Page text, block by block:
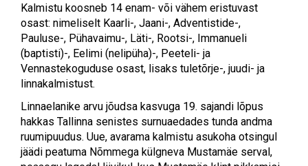
Kalmistu koosneb 14 enam- või vähem eristuvast
osast: nimeliselt Kaarli-, Jaani-, Adventistide-,
Pauluse-, Pühavaimu-, Läti-, Rootsi-, Immanueli
(baptisti)-, Eelimi (nelipüha)-, Peeteli- ja
Vennastekoguduse osast, lisaks tuletõrje-, juudi- ja
linnakalmistust.
Linnaelanike arvu jõudsa kasvuga 19. sajandi lõpus
hakkas Tallinna senistes surnuaedades tunda andma
ruumipuudus. Uue, avarama kalmistu asukoha otsingul
jäädi peatuma Nõmmega külgneva Mustamäe serval,